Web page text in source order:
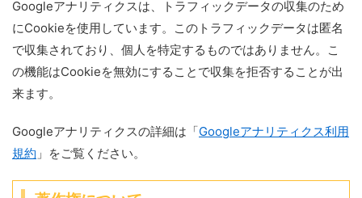
Googleアナリティクスは、トラフィックデータの収集のため
にCookieを使用しています。このトラフィックデータは匿名
で収集されており、個人を特定するものではありません。こ
の機能はCookieを無効にすることで収集を拒否することが出
来ます。
Googleアナリティクスの詳細は「Googleアナリティクス利用
規約 」をご覧ください。